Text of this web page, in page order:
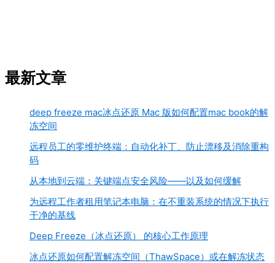
最新文章
deep freeze mac冰点还原 Mac 版如何配置mac book的解
冻空间
远程员工的零维护终端：自动化补丁、防止漂移及消除重构
码
从本地到云端：关键端点安全风险——以及如何缓解
为远程工作者租用笔记本电脑：在不重装系统的情况下执行
干净的基线
Deep Freeze（冰点还原） 的核心工作原理
冰点还原如何配置解冻空间（ThawSpace）或在解冻状态